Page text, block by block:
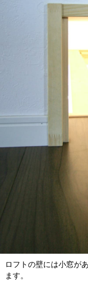
ロフトの壁には小窓が
ます。